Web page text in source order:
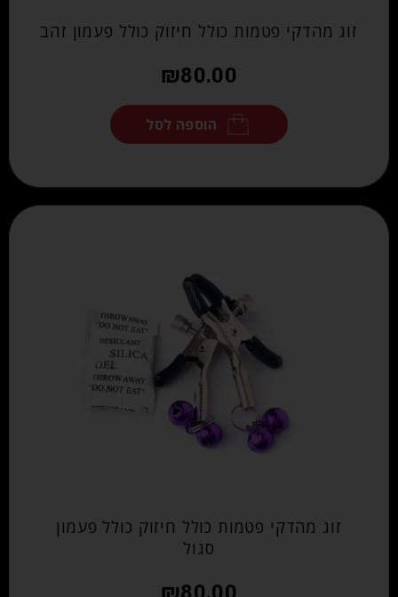
זוג מהדקי פטמות כולל חיזוק כולל פעמון זהב
₪80.00
הוספה לסל
זוג מהדקי פטמות כולל חיזוק כולל פעמון
סגול